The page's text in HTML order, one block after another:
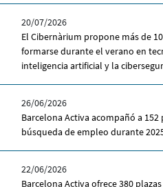
20/07/2026
El Cibernàrium propone más de
formarse durante el verano en
inteligencia artificial y la
26/06/2026
Barcelona Activa acompañó a
búsqueda de empleo durante
22/06/2026
Barcelona Activa ofrece 380